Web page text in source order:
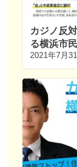
カジノ反
る横浜市
2021年7月